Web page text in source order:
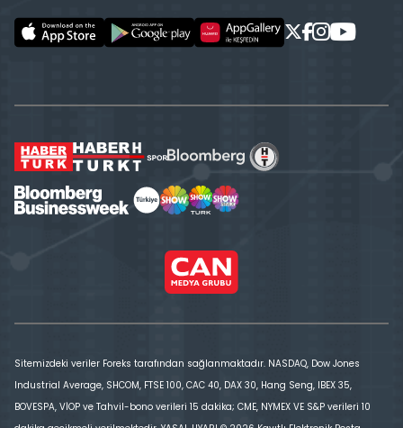
Sitemizdeki veriler Foreks tarafından sağlanmaktadır. NASDAQ, Dow Jones
Industrial Average, SHCOM, FTSE 100, CAC 40, DAX 30, Hang Seng, IBEX 35,
BOVESPA, VİOP ve Tahvil-bono verileri 15 dakika; CME, NYMEX VE S&P verileri 10